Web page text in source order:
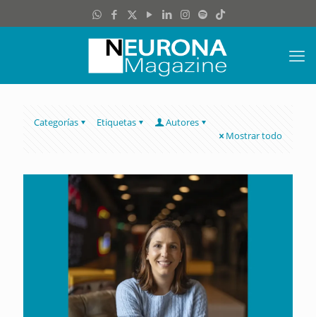
Categorías Etiquetas
Autores
Mostrar todo